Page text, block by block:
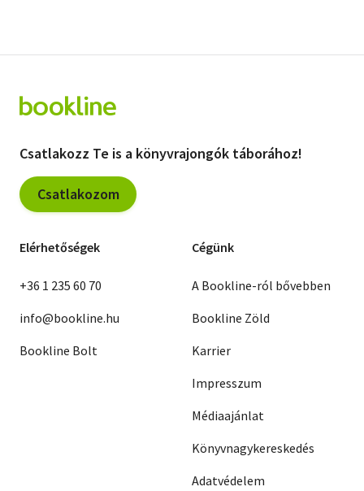
Csatlakozz Te is a könyvrajongók táborához!
Csatlakozom
Elérhetőségek
+36 1 235 60 70
info@bookline.hu
Bookline Bolt
Cégünk
A Bookline-ról bővebben
Bookline Zöld
Karrier
Impresszum
Médiaajánlat
Könyvnagykereskedés
Adatvédelem